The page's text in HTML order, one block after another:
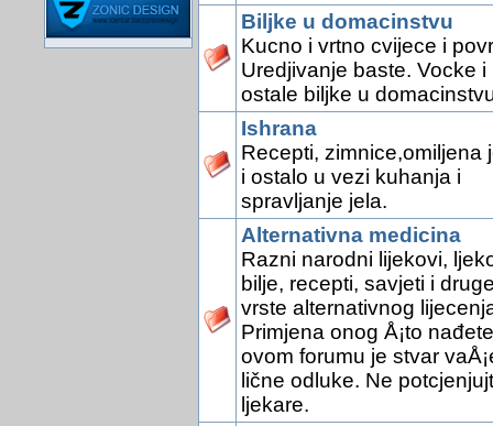
Biljke u domacinstvu
Kucno i vrtno cvijece i
Uredjivanje baste. Vocke i
ostale biljke u
Ishrana
Recepti, zimnice,omiljena
i ostalo u vezi kuhanja i
spravljanje jela.
Alternativna medicina
Razni narodni lijekovi,
bilje, recepti, savjeti i
vrste alternativnog
Primjena onog Å¡to
ovom forumu je stvar
lične odluke. Ne
ljekare.